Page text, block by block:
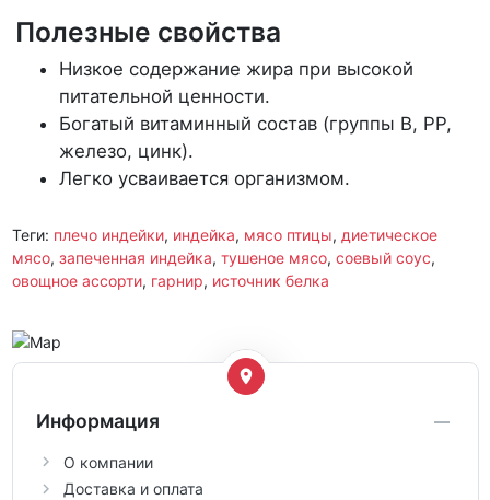
Полезные свойства
Низкое содержание жира при высокой
питательной ценности.
Богатый витаминный состав (группы B, PP,
железо, цинк).
Легко усваивается организмом.
Теги: плечо индейки, индейка, мясо птицы, диетическое
мясо, запеченная индейка, тушеноe мясо, соевый соус,
овощное ассорти, гарнир, источник белка
Информация
О компании
Доставка и оплата